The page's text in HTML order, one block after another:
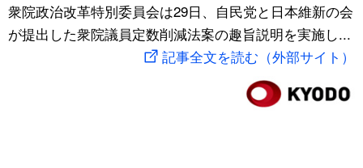
文化
動画/Live
スポーツ・東京2020
衆院政治改革特別委員会は29日、自民党と日本維新の会
が提出した衆院議員定数削減法案の趣旨説明を実施し...
記事全文を読む（外部サイト）